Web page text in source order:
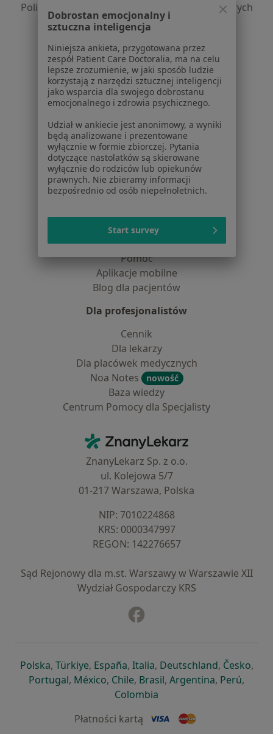
Polityka prywatności dla profesjonalistów, których
dane pozyskaliśmy samodzielnie
Polityka cookies
Jak działają wyniki wyszukiwania
Dostępność
O nas
Praca Rekrutujemy!
Partnerzy
Centrum prasowe
Kontakt
Dla pacjentów
Lekarze
Placówki medyczne
Pytania i odpowiedzi
Usługi i zabiegi
Choroby
Pomoc
Aplikacje mobilne
Blog dla pacjentów
Dla profesjonalistów
Cennik
Dla lekarzy
Dla placówek medycznych
Noa Notes
nowość
Baza wiedzy
Centrum Pomocy dla Specjalisty
ZnanyLekarz - Strona główna
ZnanyLekarz Sp. z o.o.
ul. Kolejowa 5/7
01-217 Warszawa, Polska
NIP: ⁠7010224868
KRS: ⁠0000347997
REGON: ⁠142276657
Sąd Rejonowy dla m.st. Warszawy w Warszawie XII
Wydział Gospodarczy KRS
Polskaotwiera się w nowej karcie
, Türkiyeotwiera się w nowej karcie
, Españaotwiera się w nowej karcie
, Italiaotwiera się w nowej
, Deutschlandotwiera się
, Česko,
Portugalotwiera się w nowej karcie
, Méxicootwiera się w nowej karcie
, Chileotwiera się w nowej karcie
, Brasilotwiera się w nowej
, Argentinaotwiera się
, Perú,
Colombia
Płatności kartą
Dobrostan emocjonalny i
sztuczna inteligencja
Niniejsza ankieta, przygotowana przez
zespół Patient Care Doctoralia, ma na celu
lepsze zrozumienie, w jaki sposób ludzie
korzystają z narzędzi sztucznej inteligencji
jako wsparcia dla swojego dobrostanu
emocjonalnego i zdrowia psychicznego.
Udział w ankiecie jest anonimowy, a wyniki
będą analizowane i prezentowane
wyłącznie w formie zbiorczej. Pytania
dotyczące nastolatków są skierowane
wyłącznie do rodziców lub opiekunów
prawnych. Nie zbieramy informacji
bezpośrednio od osób niepełnoletnich.
Start survey